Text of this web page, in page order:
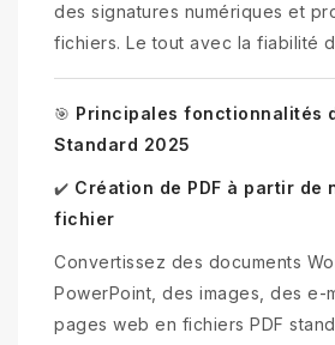
des signatures numériques et
fichiers. Le tout avec la fiabilité
🎯 Principales fonctionnalités
Standard 2025
✔️ Création de PDF à partir de
fichier
Convertissez des documents
PowerPoint, des images, des e-
pages web en fichiers PDF